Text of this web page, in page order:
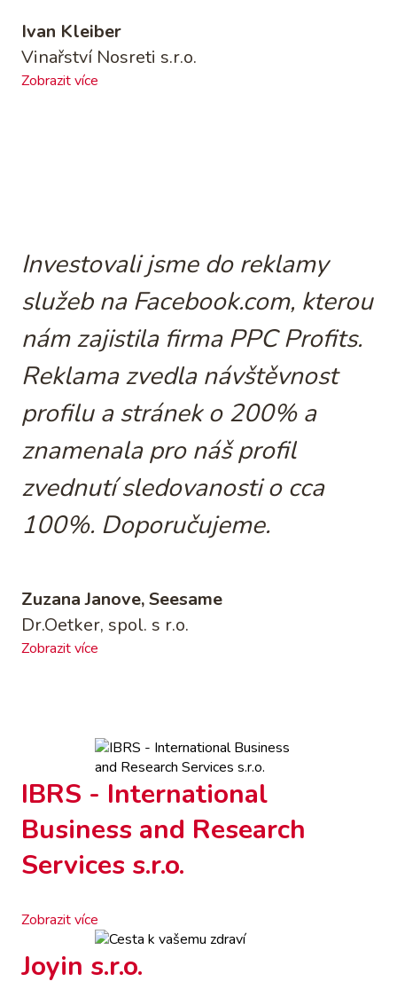
Ivan Kleiber
Vinařství Nosreti s.r.o.
Zobrazit více
Investovali jsme do reklamy
služeb na Facebook.com, kterou
nám zajistila firma PPC Profits.
Reklama zvedla návštěvnost
profilu a stránek o 200% a
znamenala pro náš profil
zvednutí sledovanosti o cca
100%. Doporučujeme.
Zuzana Janove, Seesame
Dr.Oetker, spol. s r.o.
Zobrazit více
IBRS - International
Business and Research
Services s.r.o.
Zobrazit více
Joyin s.r.o.